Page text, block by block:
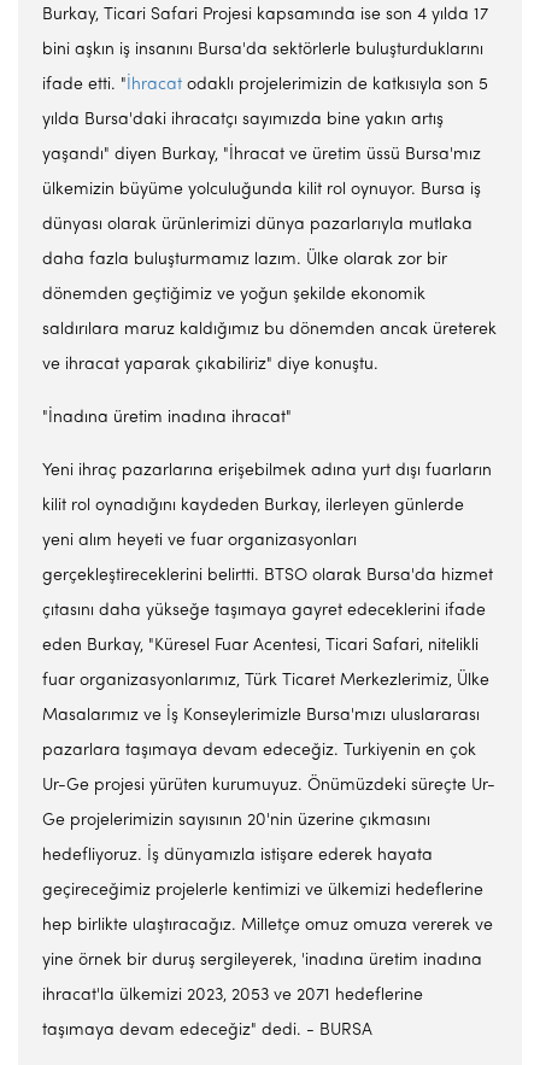
Burkay, Ticari Safari Projesi kapsamında ise son 4 yılda 17
bini aşkın iş insanını Bursa'da sektörlerle buluşturduklarını
ifade etti. "İhracat odaklı projelerimizin de katkısıyla son 5
yılda Bursa'daki ihracatçı sayımızda bine yakın artış
yaşandı" diyen Burkay, "İhracat ve üretim üssü Bursa'mız
ülkemizin büyüme yolculuğunda kilit rol oynuyor. Bursa iş
dünyası olarak ürünlerimizi dünya pazarlarıyla mutlaka
daha fazla buluşturmamız lazım. Ülke olarak zor bir
dönemden geçtiğimiz ve yoğun şekilde ekonomik
saldırılara maruz kaldığımız bu dönemden ancak üreterek
ve ihracat yaparak çıkabiliriz" diye konuştu.
"İnadına üretim inadına ihracat"
Yeni ihraç pazarlarına erişebilmek adına yurt dışı fuarların
kilit rol oynadığını kaydeden Burkay, ilerleyen günlerde
yeni alım heyeti ve fuar organizasyonları
gerçekleştireceklerini belirtti. BTSO olarak Bursa'da hizmet
çıtasını daha yükseğe taşımaya gayret edeceklerini ifade
eden Burkay, "Küresel Fuar Acentesi, Ticari Safari, nitelikli
fuar organizasyonlarımız, Türk Ticaret Merkezlerimiz, Ülke
Masalarımız ve İş Konseylerimizle Bursa'mızı uluslararası
pazarlara taşımaya devam edeceğiz. Turkiyenin en çok
Ur-Ge projesi yürüten kurumuyuz. Önümüzdeki süreçte Ur-
Ge projelerimizin sayısının 20'nin üzerine çıkmasını
hedefliyoruz. İş dünyamızla istişare ederek hayata
geçireceğimiz projelerle kentimizi ve ülkemizi hedeflerine
hep birlikte ulaştıracağız. Milletçe omuz omuza vererek ve
yine örnek bir duruş sergileyerek, 'inadına üretim inadına
ihracat'la ülkemizi 2023, 2053 ve 2071 hedeflerine
taşımaya devam edeceğiz" dedi. - BURSA